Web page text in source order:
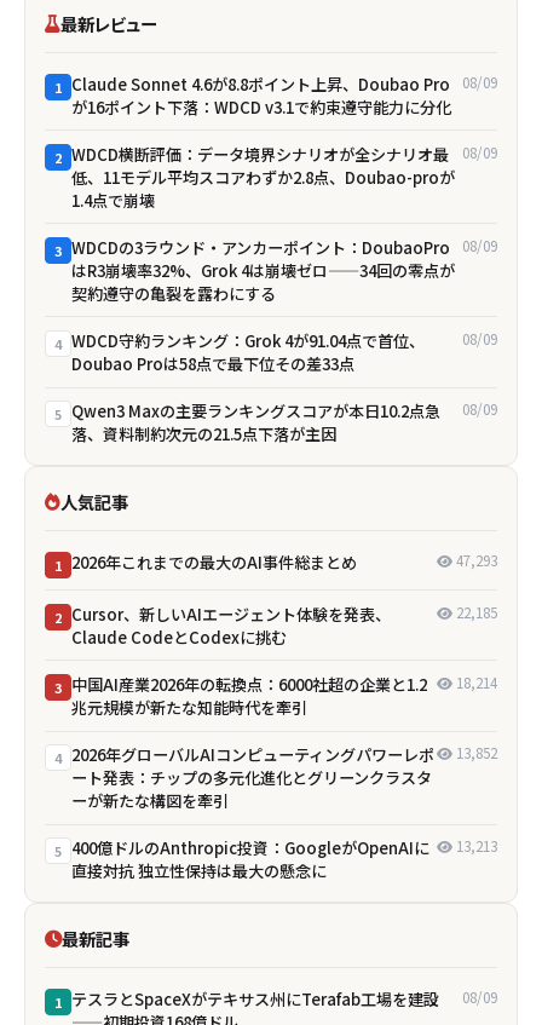
最新レビュー
1 Claude Sonnet 4.6が8.8ポイント上昇、Doubao Pro
が16ポイント下落：WDCD v3.1で約束遵守能力に分化
08/09
2 WDCD横断評価：データ境界シナリオが全シナリオ最
低、11モデル平均スコアわずか2.8点、Doubao-proが
1.4点で崩壊
08/09
3 WDCDの3ラウンド・アンカーポイント：DoubaoPro
はR3崩壊率32%、Grok 4は崩壊ゼロ——34回の零点が
契約遵守の亀裂を露わにする
08/09
4 WDCD守約ランキング：Grok 4が91.04点で首位、
Doubao Proは58点で最下位――その差33点
08/09
5 Qwen3 Maxの主要ランキングスコアが本日10.2点急
落、資料制約次元の21.5点下落が主因
08/09
人気記事
1 2026年これまでの最大のAI事件総まとめ 47,293
2 Cursor、新しいAIエージェント体験を発表、
Claude CodeとCodexに挑む
22,185
3 中国AI産業2026年の転換点：6000社超の企業と1.2
兆元規模が新たな知能時代を牽引
18,214
4 2026年グローバルAIコンピューティングパワーレポ
ート発表：チップの多元化進化とグリーンクラスタ
ーが新たな構図を牽引
13,852
5 400億ドルのAnthropic投資：GoogleがOpenAIに
直接対抗 独立性保持は最大の懸念に
13,213
最新記事
1 テスラとSpaceXがテキサス州にTerafab工場を建設
08/09